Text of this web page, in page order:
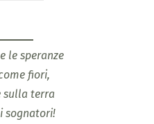
le speranze
fiori,
sulla terra
sognatori!